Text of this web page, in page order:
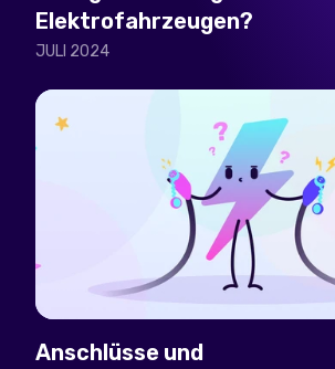
Elektrofahrzeugen?
JULI 2024
Anschlüsse und